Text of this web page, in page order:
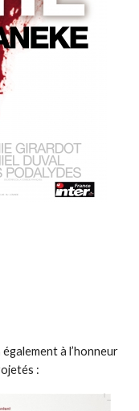
également à l’honneur
: